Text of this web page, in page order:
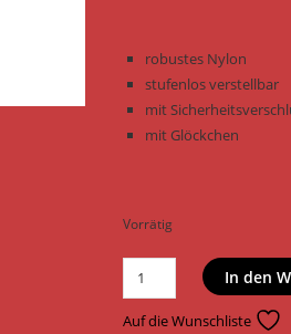
robustes Nylon
stufenlos verstellbar
mit
mit Glöckchen
Vorrätig
Nobby
Katzenhalsband
Halsband
In den
Auf die Wunschliste